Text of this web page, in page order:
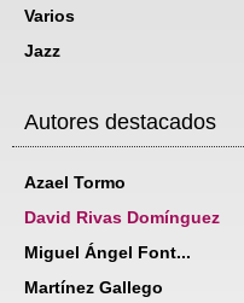
Varios
Jazz
Autores destacados
Azael Tormo
David Rivas Domínguez
Miguel Ángel Font...
Martínez Gallego